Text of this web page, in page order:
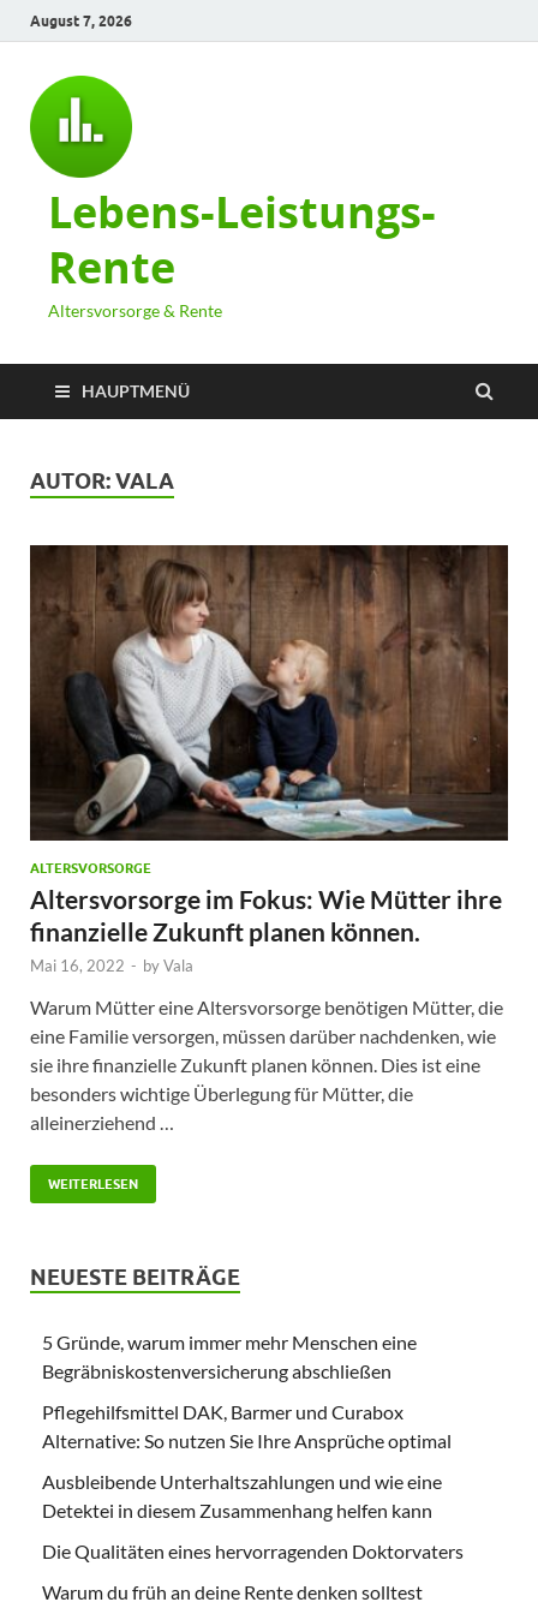
August 7, 2026
Lebens-Leistungs-
Rente
Altersvorsorge & Rente
HAUPTMENÜ
AUTOR:VALA
ALTERSVORSORGE
Altersvorsorge im Fokus: Wie Mütter ihre
finanzielle Zukunft planen können.
Mai 16, 2022 - byVala
Warum Mütter eine Altersvorsorge benötigen Mütter, die
eine Familie versorgen, müssen darüber nachdenken, wie
sie ihre finanzielle Zukunft planen können. Dies ist eine
besonders wichtige Überlegung für Mütter, die
alleinerziehend …
WEITERLESEN
NEUESTE BEITRÄGE
5 Gründe, warum immer mehr Menschen eine
Begräbniskostenversicherung abschließen
Pflegehilfsmittel DAK, Barmer und Curabox
Alternative: So nutzen Sie Ihre Ansprüche optimal
Ausbleibende Unterhaltszahlungen und wie eine
Detektei in diesem Zusammenhang helfen kann
Die Qualitäten eines hervorragenden Doktorvaters
Warum du früh an deine Rente denken solltest